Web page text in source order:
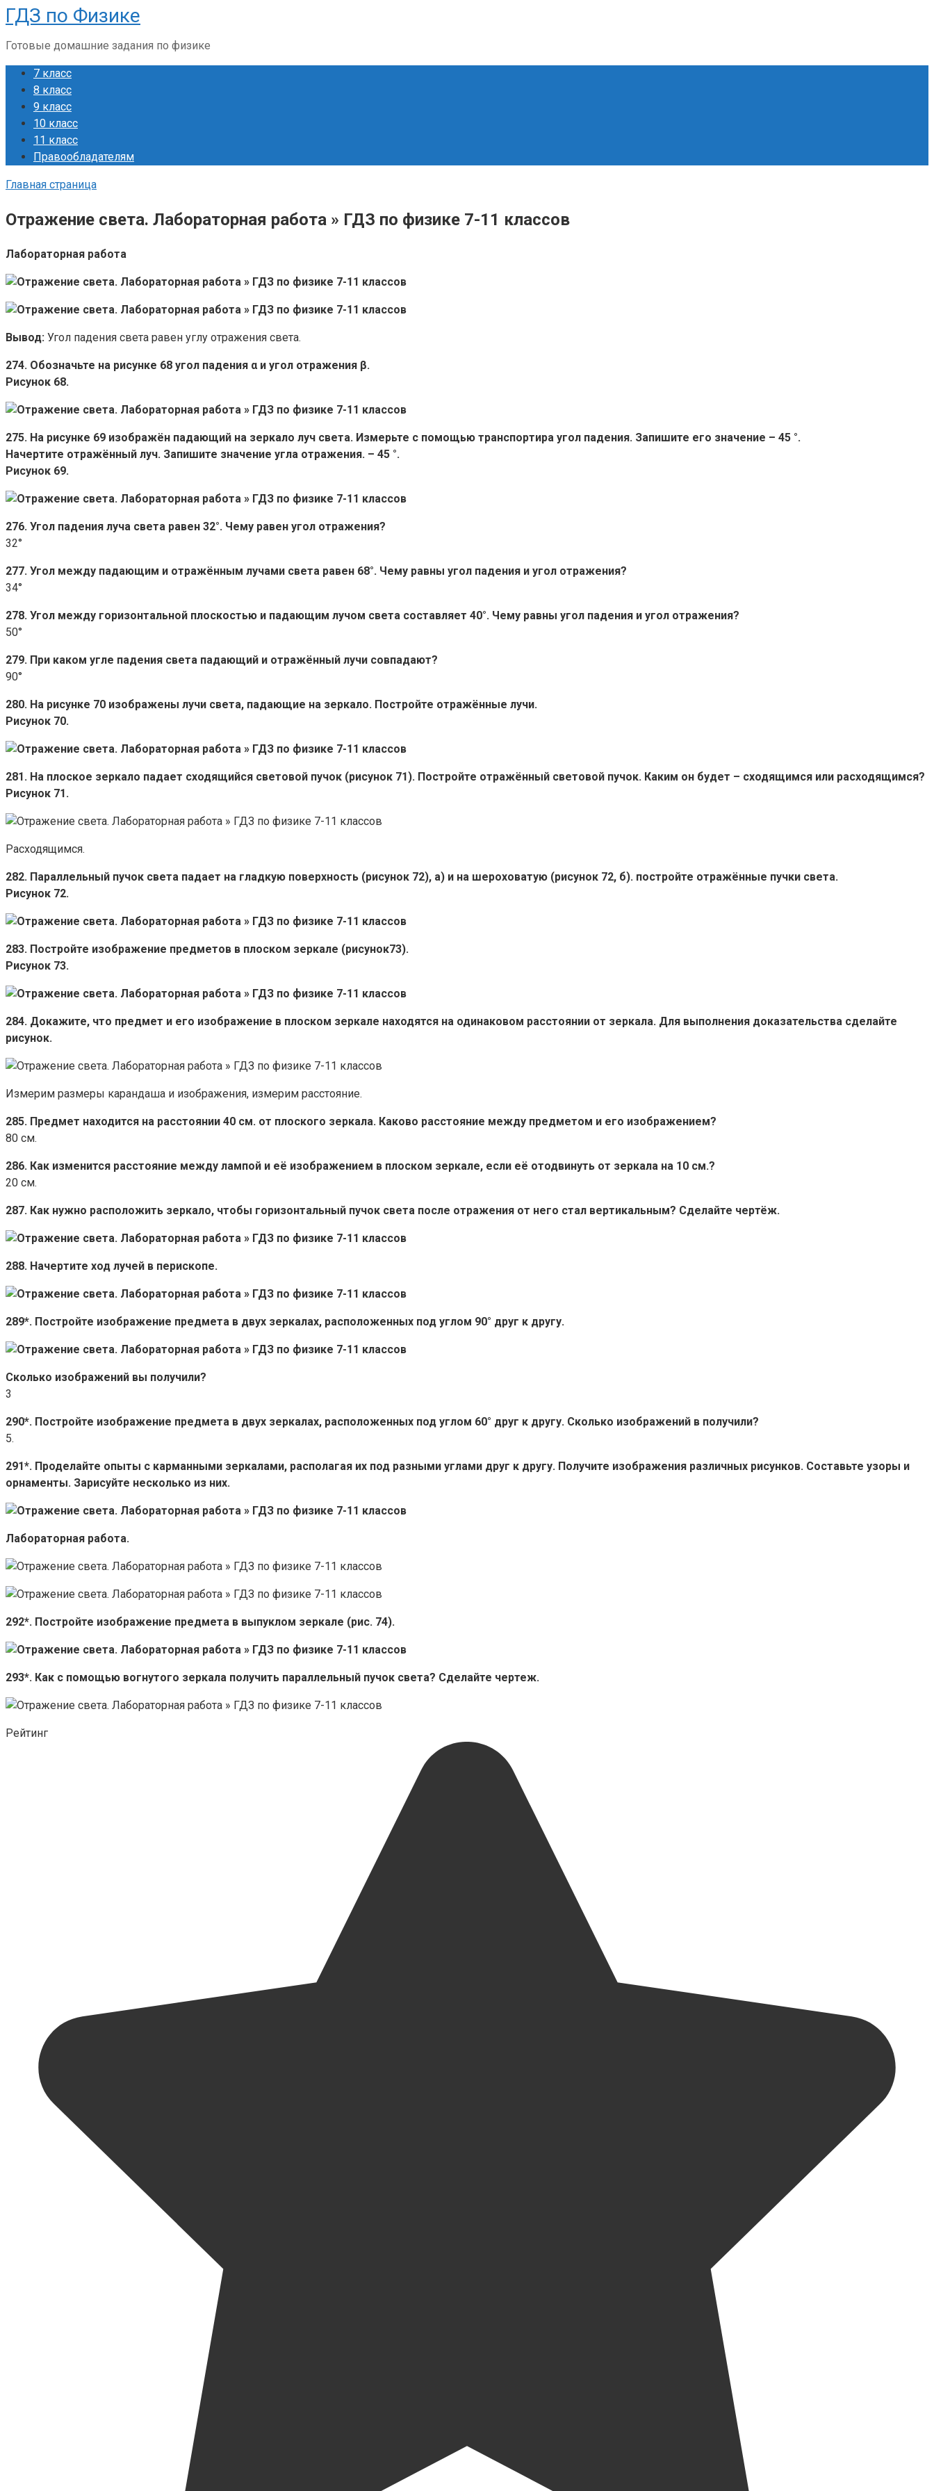
Перейти
к
контенту
ГДЗ по Физике
Готовые домашние задания по физике
7 класс
8 класс
9 класс
10 класс
11 класс
Правообладателям
Главная страница
Отражение света. Лабораторная работа » ГДЗ по физике 7-11 классов
Лабораторная работа
Вывод: Угол падения света равен углу отражения света.
274. Обозначьте на рисунке 68 угол падения α и угол отражения β.
Рисунок 68.
275. На рисунке 69 изображён падающий на зеркало луч света. Измерьте с помощью транспортира угол падения. Запишите его значение – 45 °.
Начертите отражённый луч. Запишите значение угла отражения. – 45 °.
Рисунок 69.
276. Угол падения луча света равен 32°. Чему равен угол отражения?
32°
277. Угол между падающим и отражённым лучами света равен 68°. Чему равны угол падения и угол отражения?
34°
278. Угол между горизонтальной плоскостью и падающим лучом света составляет 40°. Чему равны угол падения и угол отражения?
50°
279. При каком угле падения света падающий и отражённый лучи совпадают?
90°
280. На рисунке 70 изображены лучи света, падающие на зеркало. Постройте отражённые лучи.
Рисунок 70.
281. На плоское зеркало падает сходящийся световой пучок (рисунок 71). Постройте отражённый световой пучок. Каким он будет – сходящимся или расходящимся?
Рисунок 71.
Расходящимся.
282. Параллельный пучок света падает на гладкую поверхность (рисунок 72), а) и на шероховатую (рисунок 72, б). постройте отражённые пучки света.
Рисунок 72.
283. Постройте изображение предметов в плоском зеркале (рисунок73).
Рисунок 73.
284. Докажите, что предмет и его изображение в плоском зеркале находятся на одинаковом расстоянии от зеркала. Для выполнения доказательства сделайте
рисунок.
Измерим размеры карандаша и изображения, измерим расстояние.
285. Предмет находится на расстоянии 40 см. от плоского зеркала. Каково расстояние между предметом и его изображением?
80 см.
286. Как изменится расстояние между лампой и её изображением в плоском зеркале, если её отодвинуть от зеркала на 10 см.?
20 см.
287. Как нужно расположить зеркало, чтобы горизонтальный пучок света после отражения от него стал вертикальным? Сделайте чертёж.
288. Начертите ход лучей в перископе.
289*. Постройте изображение предмета в двух зеркалах, расположенных под углом 90° друг к другу.
Сколько изображений вы получили?
3
290*. Постройте изображение предмета в двух зеркалах, расположенных под углом 60° друг к другу. Сколько изображений в получили?
5.
291*. Проделайте опыты с карманными зеркалами, располагая их под разными углами друг к другу. Получите изображения различных рисунков. Составьте узоры и
орнаменты. Зарисуйте несколько из них.
Лабораторная работа.
292*. Постройте изображение предмета в выпуклом зеркале (рис. 74).
293*. Как с помощью вогнутого зеркала получить параллельный пучок света? Сделайте чертеж.
Рейтинг